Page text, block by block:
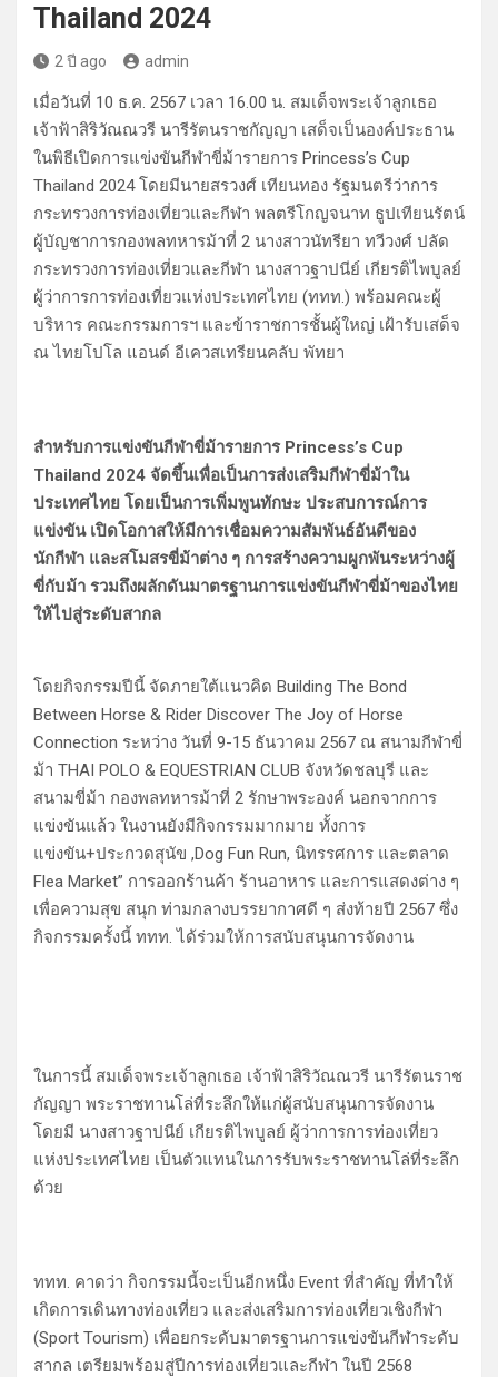
Thailand 2024
2 ปี ago admin
เมื่อวันที่ 10 ธ.ค. 2567 เวลา 16.00 น. สมเด็จพระเจ้าลูกเธอ
เจ้าฟ้าสิริวัณณวรี นารีรัตนราชกัญญา เสด็จเป็นองค์ประธาน
ในพิธีเปิดการแข่งขันกีฬาขี่ม้ารายการ Princess’s Cup
Thailand 2024 โดยมีนายสรวงศ์ เทียนทอง รัฐมนตรีว่าการ
กระทรวงการท่องเที่ยวและกีฬา พลตรีโกญจนาท ธูปเทียนรัตน์
ผู้บัญชาการกองพลทหารม้าที่ 2 นางสาวนัทรียา ทวีวงศ์ ปลัด
กระทรวงการท่องเที่ยวและกีฬา นางสาวฐาปนีย์ เกียรติไพบูลย์
ผู้ว่าการการท่องเที่ยวแห่งประเทศไทย (ททท.) พร้อมคณะผู้
บริหาร คณะกรรมการฯ และข้าราชการชั้นผู้ใหญ่ เฝ้ารับเสด็จ
ณ ไทยโปโล แอนด์ อีเควสเทรียนคลับ พัทยา
สำหรับการแข่งขันกีฬาขี่ม้ารายการ Princess’s Cup
Thailand 2024 จัดขึ้นเพื่อเป็นการส่งเสริมกีฬาขี่ม้าใน
ประเทศไทย โดยเป็นการเพิ่มพูนทักษะ ประสบการณ์การ
แข่งขัน เปิดโอกาสให้มีการเชื่อมความสัมพันธ์อันดีของ
นักกีฬา และสโมสรขี่ม้าต่าง ๆ การสร้างความผูกพันระหว่างผู้
ขี่กับม้า รวมถึงผลักดันมาตรฐานการแข่งขันกีฬาขี่ม้าของไทย
ให้ไปสู่ระดับสากล
โดยกิจกรรมปีนี้ จัดภายใต้แนวคิด Building The Bond
Between Horse & Rider Discover The Joy of Horse
Connection ระหว่าง วันที่ 9-15 ธันวาคม 2567 ณ สนามกีฬาขี่
ม้า THAI POLO & EQUESTRIAN CLUB จังหวัดชลบุรี และ
สนามขี่ม้า กองพลทหารม้าที่ 2 รักษาพระองค์ นอกจากการ
แข่งขันแล้ว ในงานยังมีกิจกรรมมากมาย ทั้งการ
แข่งขัน+ประกวดสุนัข ,Dog Fun Run, นิทรรศการ และตลาด
Flea Market” การออกร้านค้า ร้านอาหาร และการแสดงต่าง ๆ
เพื่อความสุข สนุก ท่ามกลางบรรยากาศดี ๆ ส่งท้ายปี 2567 ซึ่ง
กิจกรรมครั้งนี้ ททท. ได้ร่วมให้การสนับสนุนการจัดงาน
ในการนี้ สมเด็จพระเจ้าลูกเธอ เจ้าฟ้าสิริวัณณวรี นารีรัตนราช
กัญญา พระราชทานโล่ที่ระลึกให้แก่ผู้สนับสนุนการจัดงาน
โดยมี นางสาวฐาปนีย์ เกียรติไพบูลย์ ผู้ว่าการการท่องเที่ยว
แห่งประเทศไทย เป็นตัวแทนในการรับพระราชทานโล่ที่ระลึก
ด้วย
ททท. คาดว่า กิจกรรมนี้จะเป็นอีกหนึ่ง Event ที่สำคัญ ที่ทำให้
เกิดการเดินทางท่องเที่ยว และส่งเสริมการท่องเที่ยวเชิงกีฬา
(Sport Tourism) เพื่อยกระดับมาตรฐานการแข่งขันกีฬาระดับ
สากล เตรียมพร้อมสู่ปีการท่องเที่ยวและกีฬา ในปี 2568